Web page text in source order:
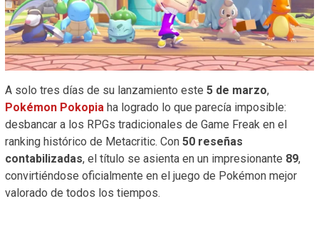
A solo tres días de su lanzamiento este 5 de marzo,
Pokémon Pokopia ha logrado lo que parecía imposible:
desbancar a los RPGs tradicionales de Game Freak en el
ranking histórico de Metacritic. Con 50 reseñas
contabilizadas, el título se asienta en un impresionante 89,
convirtiéndose oficialmente en el juego de Pokémon mejor
valorado de todos los tiempos.